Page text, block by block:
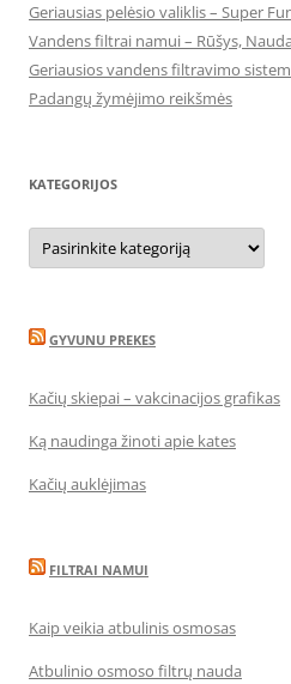
Geriausias pelėsio valiklis – Super
Vandens filtrai namui – Rūšys,
Geriausios vandens filtravimo
Padangų žymėjimo reikšmės
KATEGORIJOS
Kategorijos
GYVUNU PREKES
Kačių skiepai – vakcinacijos grafikas
Ką naudinga žinoti apie kates
Kačių auklėjimas
FILTRAI NAMUI
Kaip veikia atbulinis osmosas
Atbulinio osmoso filtrų nauda